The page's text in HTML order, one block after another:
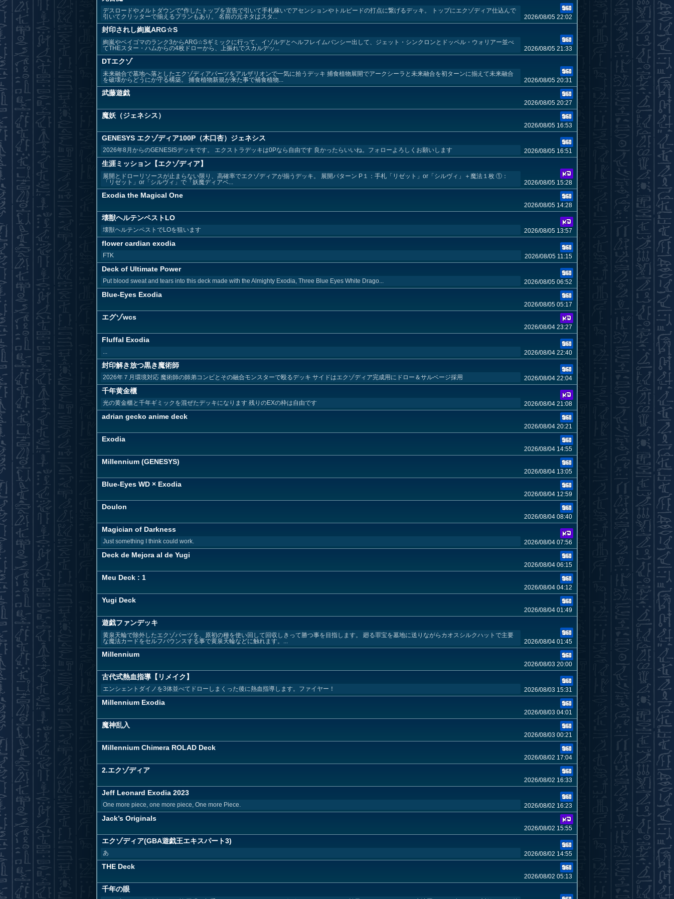
デスロードやメルトダウンで*作したトップを宣告で引いて手札稼いでアセンションやトルピードの打点に繋げるデッキ。 トップにエクゾディア仕込んで
引いてクリッターで揃えるプランもあり。 名前の元ネタはスタ...
2026/08/05 22:02
封印されし絢嵐ARG☆S
絢嵐やベイゴマのランク3からARG☆Sギミックに行って、イゾルデとヘルフレイムバンシー出して、ジェット・シンクロンとドッペル・ウォリアー並べ
てTHEスター・ハムからの4枚ドローから、上振れでスカルデッ...
2026/08/05 21:33
DTエクゾ
未来融合で墓地へ落としたエクゾディアパーツをアルザリオンで一気に拾うデッキ 捕食植物展開でアークシーラと未来融合を初ターンに揃えて未来融合
を破壊からどうにか守る構築。 捕食植物新規が来た事で補食植物...
2026/08/05 20:31
武藤遊戯
2026/08/05 20:27
魔妖（ジェネシス）
2026/08/05 16:53
GENESYS エクゾディア100P（木口杏）ジェネシス
2026年8月からのGENESISデッキです。 エクストラデッキは0Pなら自由です 良かったらいいね。フォローよろしくお願いします 2026/08/05 16:51
生涯ミッション【エクゾディア】
展開とドローリソースが止まらない限り、高確率でエクゾディアが揃うデッキ。 展開パターン P１：手札「リゼット」or「シルヴィ」＋魔法１枚 ①：
「リゼット」or「シルヴィ」で「妖魔ディアベ...
2026/08/05 15:28
Exodia the Magical One
2026/08/05 14:28
壊獣ヘルテンペストLO
壊獣ヘルテンペストでLOを狙います 2026/08/05 13:57
flower cardian exodia
FTK 2026/08/05 11:15
Deck of Ultimate Power
Put blood sweat and tears into this deck made with the Almighty Exodia, Three Blue Eyes White Drago... 2026/08/05 06:52
Blue-Eyes Exodia
2026/08/05 05:17
エグゾwcs
2026/08/04 23:27
Fluffal Exodia
... 2026/08/04 22:40
封印解き放つ黒き魔術師
2026年７月環境対応 魔術師の師弟コンビとその融合モンスターで殴るデッキ サイドはエクゾディア完成用にドロー＆サルベージ採用 2026/08/04 22:04
千年黄金櫃
光の黄金櫃と千年ギミックを混ぜたデッキになります 残りのEXの枠は自由です 2026/08/04 21:08
adrian gecko anime deck
2026/08/04 20:21
Exodia
2026/08/04 14:55
Millennium (GENESYS)
2026/08/04 13:05
Blue-Eyes WD × Exodia
2026/08/04 12:59
Doulon
2026/08/04 08:40
Magician of Darkness
Just something I think could work. 2026/08/04 07:56
Deck de Mejora al de Yugi
2026/08/04 06:15
Meu Deck : 1
2026/08/04 04:12
Yugi Deck
2026/08/04 01:49
遊戯ファンデッキ
黄泉天輪で除外したエクゾパーツを、原初の種を使い回して回収しきって勝つ事を目指します。 廻る罪宝を墓地に送りながらカオスシルクハットで主要
な魔法カードをセルフバウンスする事で黄泉天輪などに触れます。...
2026/08/04 01:45
Millennium
2026/08/03 20:00
古代式熱血指導【リメイク】
エンシェントダイノを3体並べてドローしまくった後に熱血指導します。ファイヤー！ 2026/08/03 15:31
Millennium Exodia
2026/08/03 04:01
魔神乱入
2026/08/03 00:21
Millennium Chimera ROLAD Deck
2026/08/02 17:04
2.エクゾディア
2026/08/02 16:33
Jeff Leonard Exodia 2023
One more piece, one more piece, One more Piece. 2026/08/02 16:23
Jack’s Originals
2026/08/02 15:55
エクゾディア(GBA遊戯王エキスパート3)
あ 2026/08/02 14:55
THE Deck
2026/08/02 05:13
千年の眼